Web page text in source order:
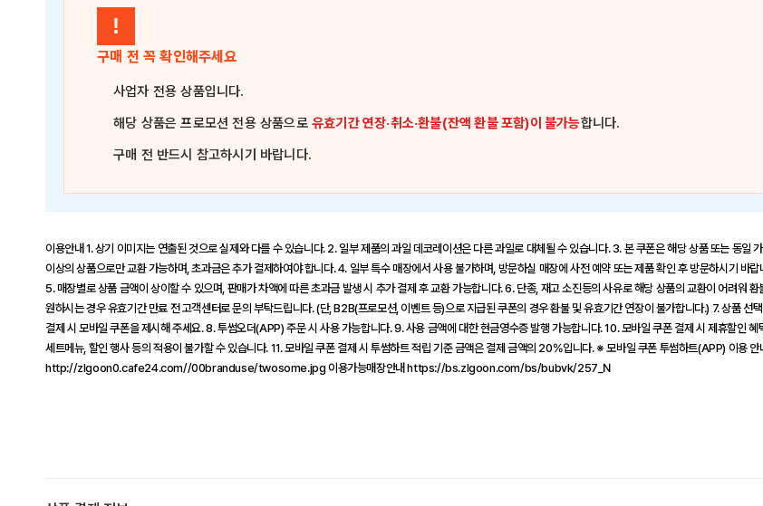
!
구매 전 꼭 확인해주세요
사업자 전용 상품입니다.
해당 상품은프로모션 전용 상품으로유효기간 연장·취소·환불(잔액 환불 포함)이 불가능합니다.
구매 전 반드시 참고하시기 바랍니다.
이용안내 1. 상기 이미지는 연출된 것으로 실제와 다를 수 있습니다. 2. 일부 제품의 과일 데코레이션은 다른 과일로 대체될 수 있습니다. 3. 본 쿠폰은 해당 상품 또는 동일
이상의 상품으로만 교환 가능하며, 초과금은 추가 결제하여야 합니다. 4. 일부 특수 매장에서 사용 불가하며, 방문하실 매장에 사전 예약 또는 제품 확인 후 방문하시기 바랍
5. 매장별로 상품 금액이 상이할 수 있으며, 판매가 차액에 따른 초과금 발생 시 추가 결제 후 교환 가능합니다. 6. 단종, 재고 소진등의 사유로 해당 상품의 교환이 어려워 환
원하시는 경우 유효기간 만료 전 고객센터로 문의 부탁드립니다. (단, B2B(프로모션, 이벤트 등)으로 지급된 쿠폰의 경우 환불 및 유효기간 연장이 불가합니다.) 7. 상품 선
결제 시 모바일 쿠폰을 제시해 주세요. 8. 투썸오더(APP) 주문 시 사용 가능합니다. 9. 사용 금액에 대한 현금영수증 발행 가능합니다. 10. 모바일 쿠폰 결제 시 제휴할인 혜
세트메뉴, 할인 행사 등의 적용이 불가할 수 있습니다. 11. 모바일 쿠폰 결제 시 투썸하트 적립 기준 금액은 결제 금액의 20%입니다. ※ 모바일 쿠폰 투썸하트(APP) 이용 안
http://zlgoon0.cafe24.com//00branduse/twosome.jpg 이용가능매장안내 https://bs.zlgoon.com/bs/bubvk/257_N